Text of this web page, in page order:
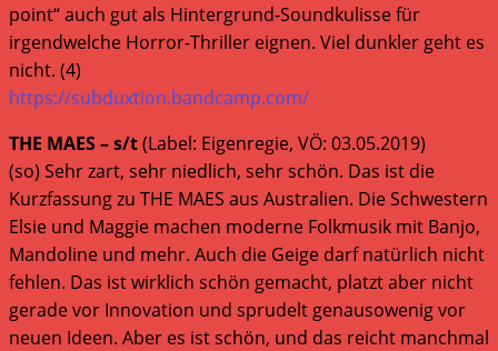
point“ auch gut als Hintergrund-Soundkulisse für
irgendwelche Horror-Thriller eignen. Viel dunkler geht es
nicht. (4)
https://subduxtion.bandcamp.com/
THE MAES – s/t(Label: Eigenregie, VÖ: 03.05.2019)
(so) Sehr zart, sehr niedlich, sehr schön. Das ist die
Kurzfassung zu THE MAES aus Australien. Die Schwestern
Elsie und Maggie machen moderne Folkmusik mit Banjo,
Mandoline und mehr. Auch die Geige darf natürlich nicht
fehlen. Das ist wirklich schön gemacht, platzt aber nicht
gerade vor Innovation und sprudelt genausowenig vor
neuen Ideen. Aber es ist schön, und das reicht manchmal